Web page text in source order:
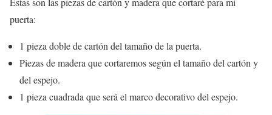
puerta:
1 pieza doble de cartón del tamaño de la puerta.
Piezas de madera que cortaremos según el tamaño del cartón y
del espejo.
1 pieza cuadrada que será el marco decorativo del espejo.